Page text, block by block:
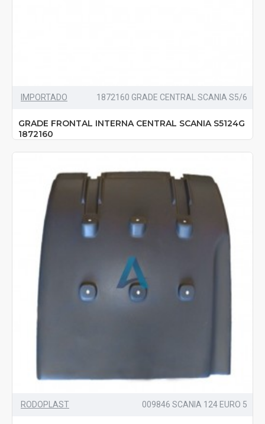
IMPORTADO 1872160 GRADE CENTRAL SCANIA S5/6
GRADE FRONTAL INTERNA CENTRAL SCANIA S5124G
1872160
RODOPLAST 009846 SCANIA 124 EURO 5